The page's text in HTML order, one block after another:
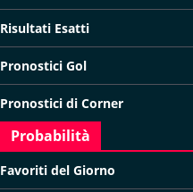
Risultati Esatti
Pronostici Gol
Pronostici di Corner
Probabilità
Favoriti del Giorno